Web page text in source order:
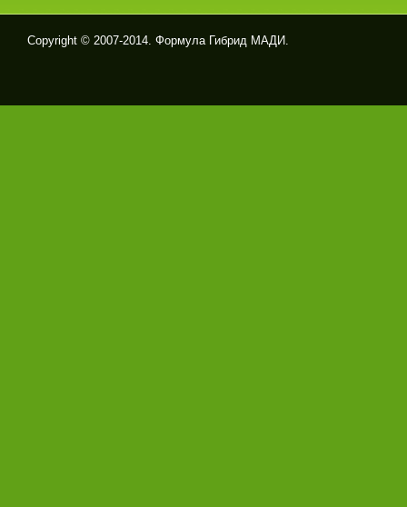
Copyright © 2007-2014. Формула Гибрид МАДИ.